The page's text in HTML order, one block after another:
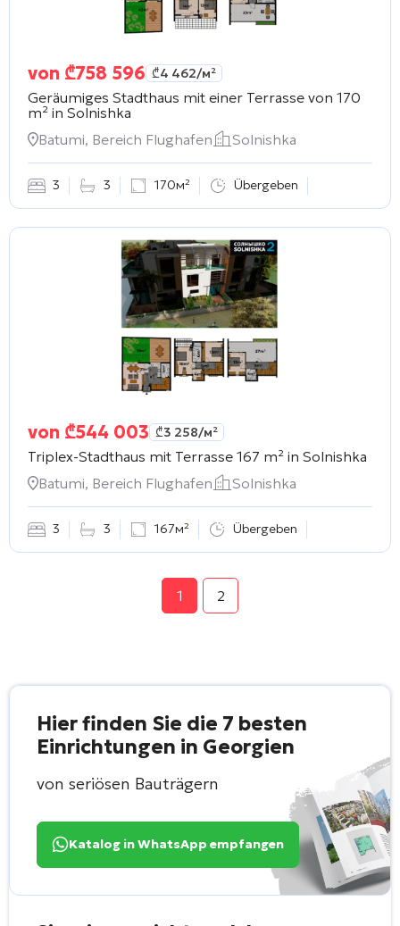
von ₾758 596 ₾4 462/м²
Geräumiges Stadthaus mit einer Terrasse von 170
m² in Solnishka
Batumi, Bereich Flughafen
Solnishka
3 3 170м² Übergeben
von ₾544 003 ₾3 258/м²
Triplex-Stadthaus mit Terrasse 167 m² in Solnishka
Batumi, Bereich Flughafen
Solnishka
3 3 167м² Übergeben
1 2
Hier finden Sie die 7 besten
Einrichtungen in Georgien
von seriösen Bauträgern
Katalog in WhatsApp empfangen